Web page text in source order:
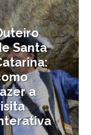
Santa
a